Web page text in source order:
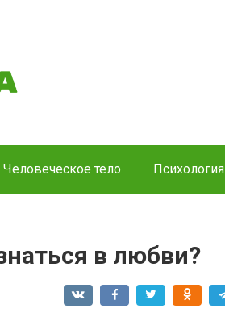
Человеческое тело Психология
в любви?